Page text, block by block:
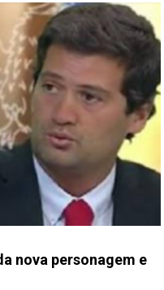
nova personagem e